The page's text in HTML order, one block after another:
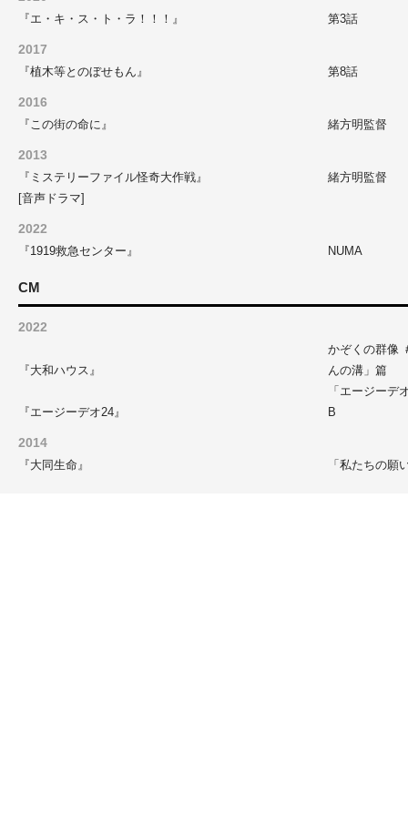
『エ・キ・ス・ト・ラ！！！』 第3話
2017
『植木等とのぼせもん』 第8話
2016
『この街の命に』 緒方明監督
2013
『ミステリーファイル怪奇大作戦』
緒方明監督
[音声ドラマ]
2022
『1919救急センター』 NUMA
CM
2022
『大和ハウス』
かぞくの群像
んの溝」篇
『エージーデオ24』
「エージーデ
B
2014
『大同生命』 「私たちの願